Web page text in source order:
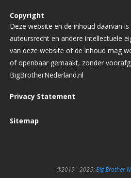
Copyright
Deze website en de inhoud daarvan
auteursrecht en andere intellectuele
van deze website of de inhoud mag
of openbaar gemaakt, zonder
BigBrotherNederland.nl
Privacy Statement
Sitemap
@2019 - 2025:Big Brother